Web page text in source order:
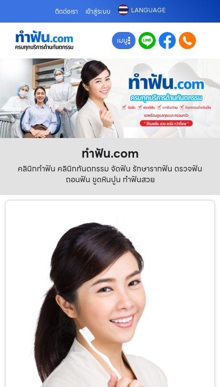
ติดต่อเรา เข้าสู่ระบบ LANGUAGE
เมนู
ทําฟัน.com
คลินิกทำฟัน คลินิกทันตกรรม จัดฟัน รักษารากฟัน ตรวจฟัน
ถอนฟัน ขูดหินปูน ทำฟันสวย